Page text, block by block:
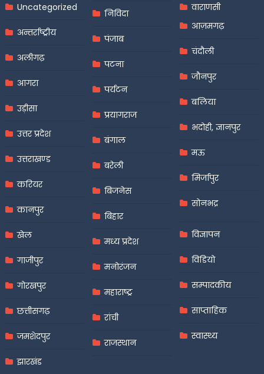
Uncategorized
अन्तर्राष्ट्रीय
अलीगढ़
आगरा
उड़ीसा
उत्तर प्रदेश
उत्तराखण्ड
करियर
कानपुर
खेल
गाजीपुर
गोरखपुर
छत्तीसगढ़
जमशेदपुर
झारखंड
निविदा
पंजाब
पटना
पर्यटन
प्रयागराज
बंगाल
बरेली
बिजनेस
बिहार
मध्य प्रदेश
मनोरंजन
महाराष्ट्र
रांची
राजस्थान
वाराणसी
आज़मगढ़
चंदौली
जौनपुर
बलिया
भदोही, ज्ञानपुर
मऊ
मिर्जापुर
सोनभद्र
विज्ञापन
विडियो
सम्पादकीय
साप्ताहिक
स्वास्थ्य